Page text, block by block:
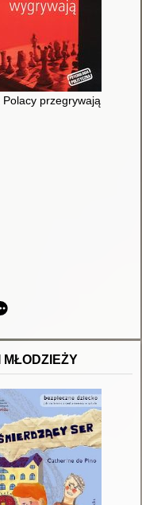
Polacy przegrywają, jak
obywatela
MŁODZIEŻY